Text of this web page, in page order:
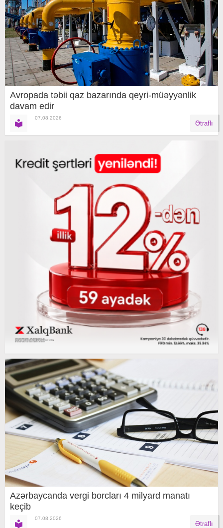
Avropada təbii qaz bazarında qeyri-müəyyənlik
davam edir
07.08.2026
Ətraflı
Azərbaycanda vergi borcları 4 milyard manatı
keçib
07.08.2026
Ətraflı